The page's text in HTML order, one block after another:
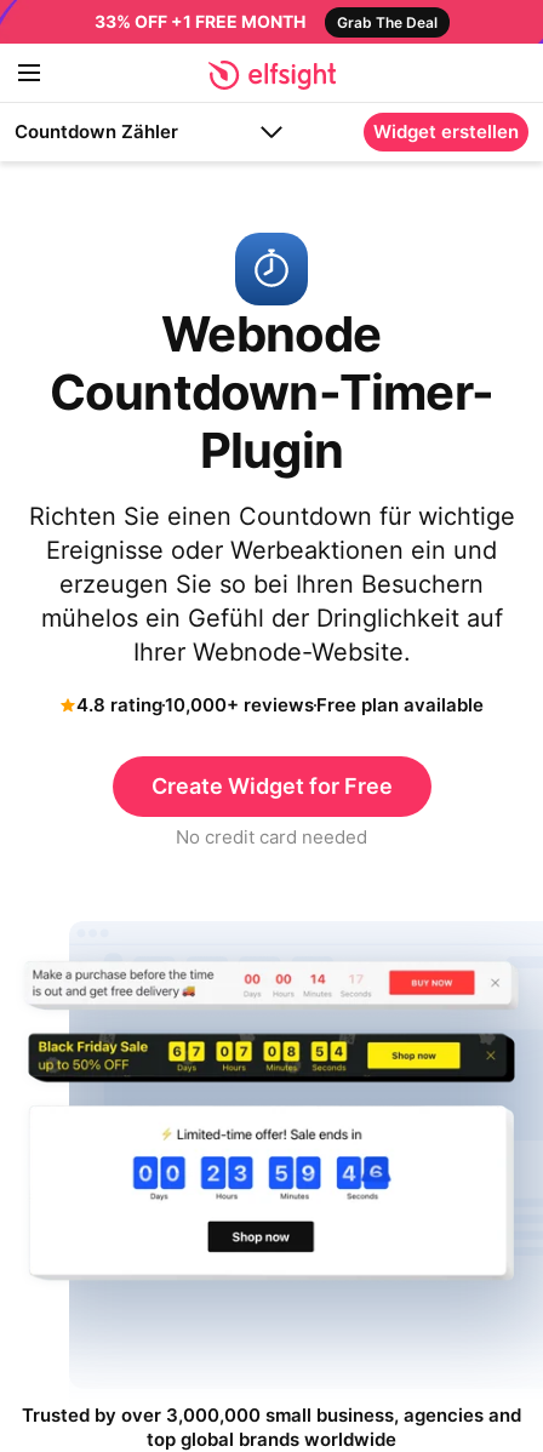
33% OFF +1 FREE MONTH Grab The Deal
Countdown Zähler Widget erstellen
Webnode
Countdown-Timer-
Plugin
Richten Sie einen Countdown für wichtige
Ereignisse oder Werbeaktionen ein und
erzeugen Sie so bei Ihren Besuchern
mühelos ein Gefühl der Dringlichkeit auf
Ihrer Webnode-Website.
4.8 rating10,000+ reviewsFree plan available
Create Widget for Free
No credit card needed
Trusted by over 3,000,000 small business, agencies and
top global brands worldwide